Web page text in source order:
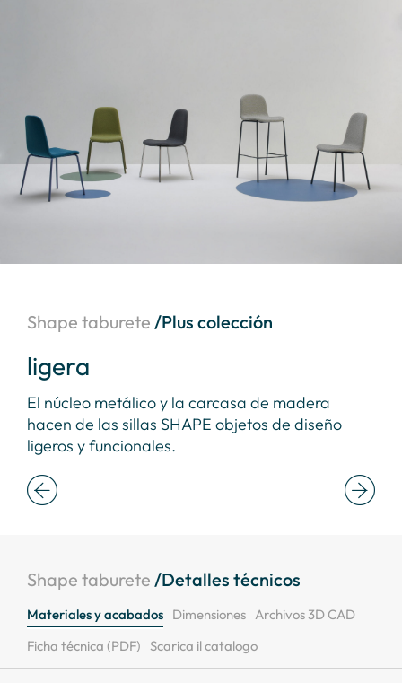
Shape taburete /Plus colección
ligera
El núcleo metálico y la carcasa de madera
hacen de las sillas SHAPE objetos de diseño
ligeros y funcionales.
Shape taburete /Detalles técnicos
Materiales y acabados Dimensiones Archivos 3D CAD
Ficha técnica (PDF) Scarica il catalogo